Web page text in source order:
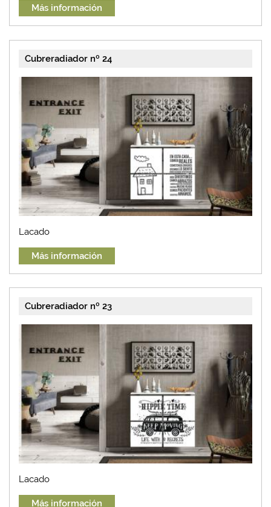
Más información
Cubreradiador nº 24
Lacado
Más información
Cubreradiador nº 23
Lacado
Más información